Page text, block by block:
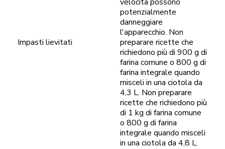
Impasti lievitati
potenzialmente
danneggiare
l'apparecchio. Non
preparare ricette che
richiedono più di 900 g di
farina comune o 800 g di
farina integrale quando
misceli in una ciotola da
4,3 L. Non preparare
ricette che richiedono più
di 1 kg di farina comune
o 800 g di farina
integrale quando misceli
in una ciotola da 4,8 L.